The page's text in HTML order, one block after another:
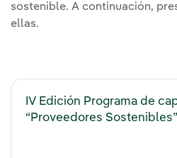
sostenible. A continuación,
ellas.
IV Edición Programa de
“Proveedores Sostenibles”